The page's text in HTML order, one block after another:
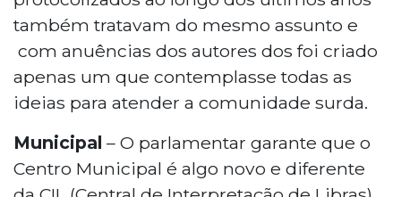
também tratavam do mesmo assunto e
com anuências dos autores dos foi criado
apenas um que contemplasse todas as
ideias para atender a comunidade surda.
Municipal – O parlamentar garante que o
Centro Municipal é algo novo e diferente